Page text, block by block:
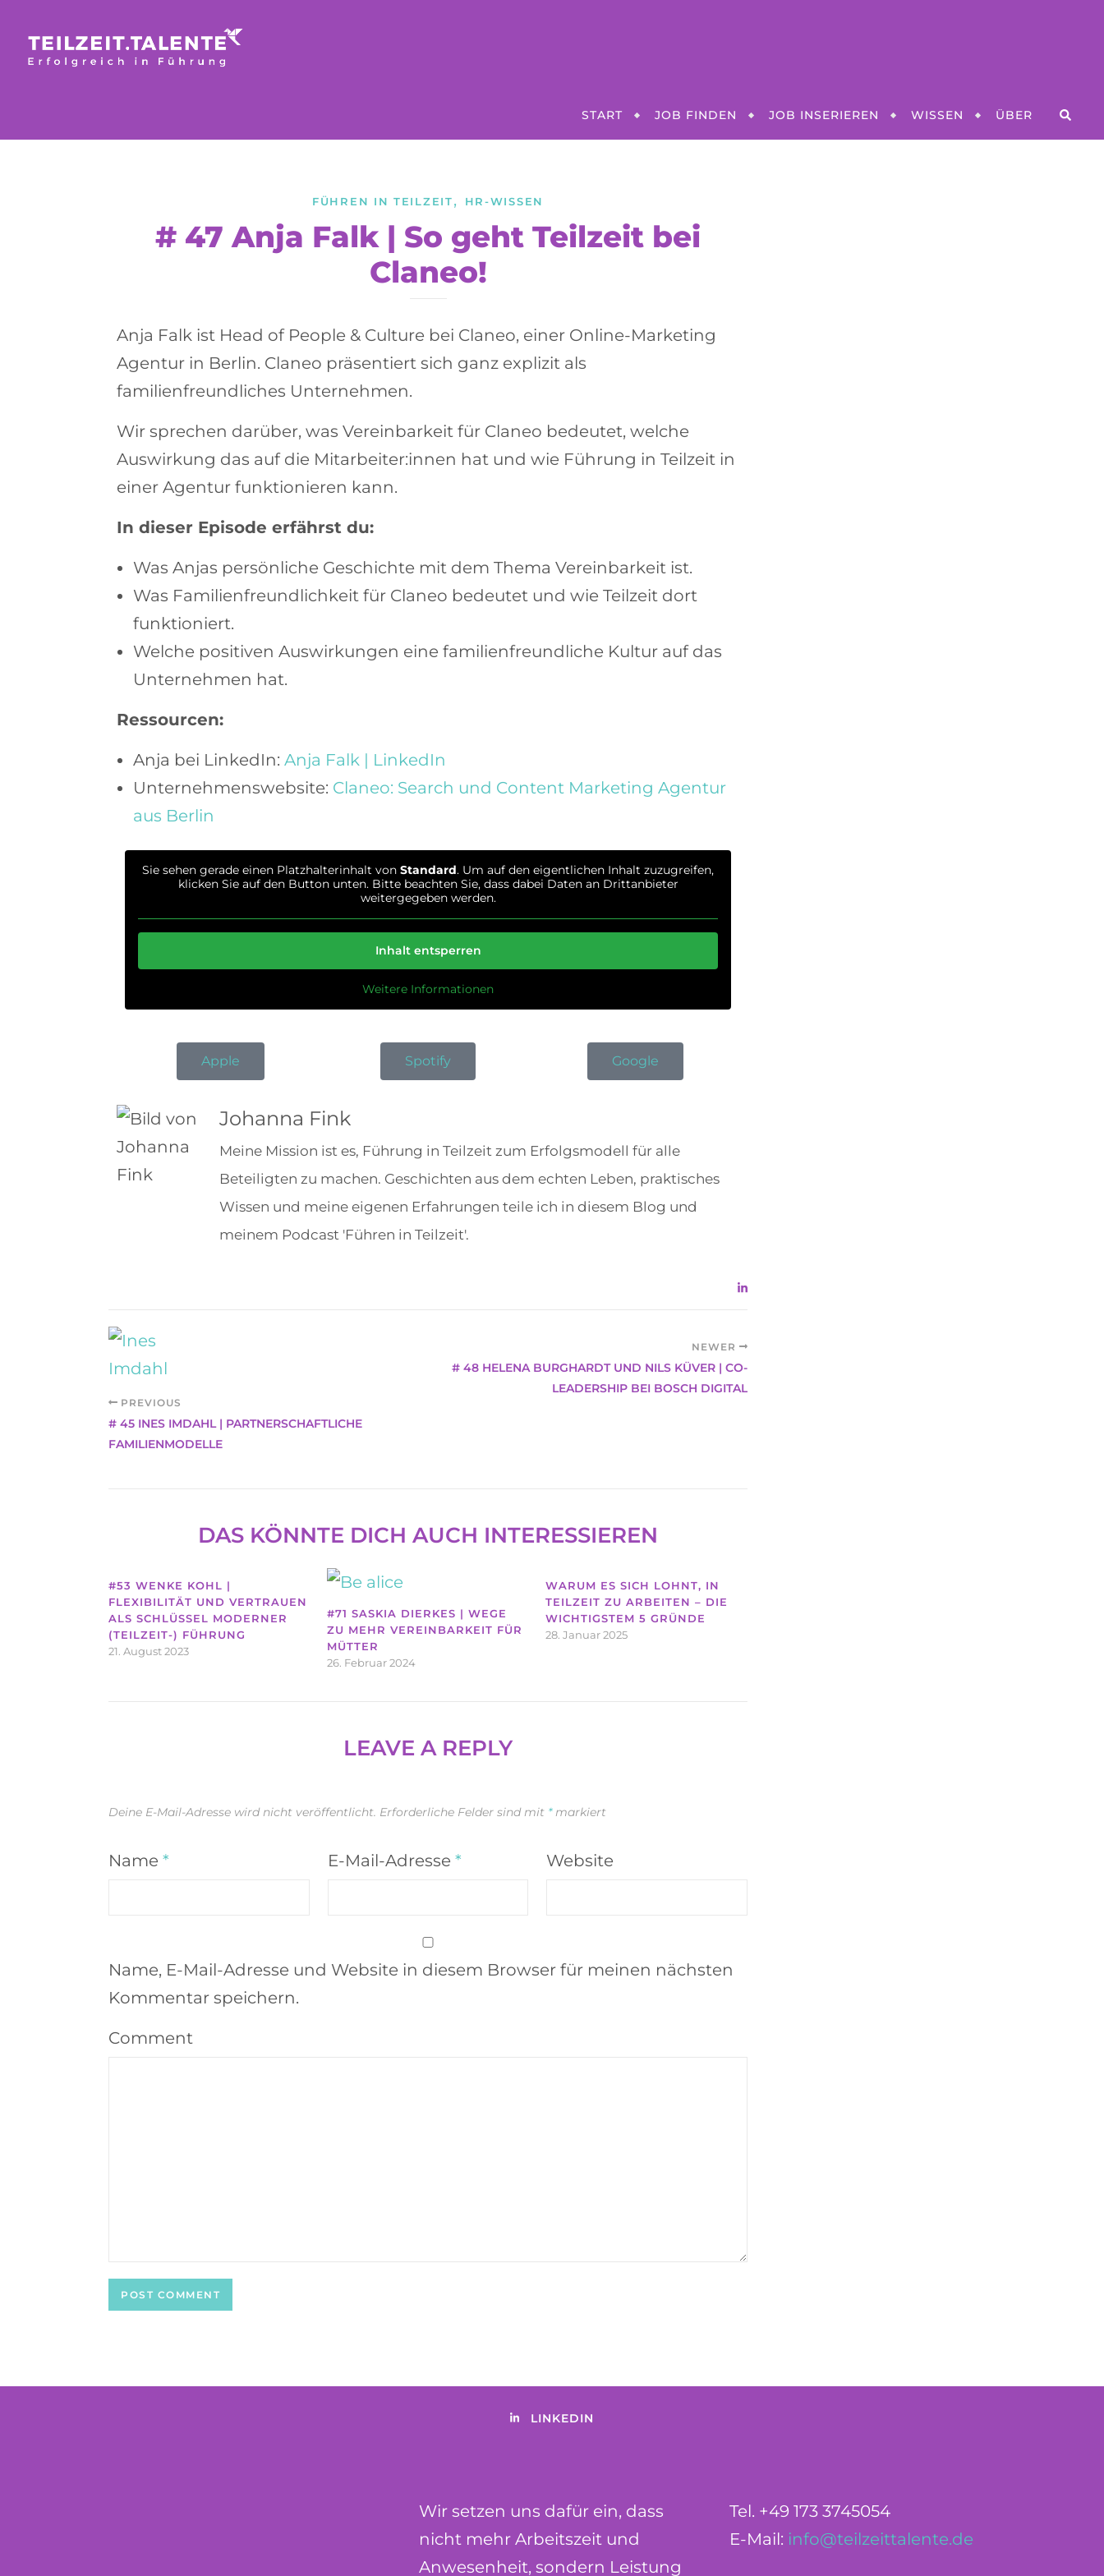
START JOB FINDEN JOB INSERIEREN WISSEN ÜBER
FÜHREN IN TEILZEIT, HR-WISSEN
# 47 Anja Falk | So geht Teilzeit bei
Claneo!
Anja Falk ist Head of People & Culture bei Claneo, einer Online-Marketing
Agentur in Berlin. Claneo präsentiert sich ganz explizit als
familienfreundliches Unternehmen.
Wir sprechen darüber, was Vereinbarkeit für Claneo bedeutet, welche
Auswirkung das auf die Mitarbeiter:innen hat und wie Führung in Teilzeit in
einer Agentur funktionieren kann.
In dieser Episode erfährst du:
Was Anjas persönliche Geschichte mit dem Thema Vereinbarkeit ist.
Was Familienfreundlichkeit für Claneo bedeutet und wie Teilzeit dort
funktioniert.
Welche positiven Auswirkungen eine familienfreundliche Kultur auf das
Unternehmen hat.
Ressourcen:
Anja bei LinkedIn: Anja Falk | LinkedIn
Unternehmenswebsite: Claneo: Search und Content Marketing Agentur
aus Berlin
Sie sehen gerade einen Platzhalterinhalt von Standard. Um auf den eigentlichen Inhalt zuzugreifen,
klicken Sie auf den Button unten. Bitte beachten Sie, dass dabei Daten an Drittanbieter
weitergegeben werden.
Inhalt entsperren
Weitere Informationen
Apple Spotify Google
Johanna Fink
Meine Mission ist es, Führung in Teilzeit zum Erfolgsmodell für alle
Beteiligten zu machen. Geschichten aus dem echten Leben, praktisches
Wissen und meine eigenen Erfahrungen teile ich in diesem Blog und
meinem Podcast 'Führen in Teilzeit'.
PREVIOUS
# 45 INES IMDAHL | PARTNERSCHAFTLICHE
FAMILIENMODELLE
NEWER
# 48 HELENA BURGHARDT UND NILS KÜVER | CO-
LEADERSHIP BEI BOSCH DIGITAL
DAS KÖNNTE DICH AUCH INTERESSIEREN
#53 WENKE KOHL |
FLEXIBILITÄT UND VERTRAUEN
ALS SCHLÜSSEL MODERNER
(TEILZEIT-) FÜHRUNG
21. August 2023
#71 SASKIA DIERKES | WEGE
ZU MEHR VEREINBARKEIT FÜR
MÜTTER
26. Februar 2024
WARUM ES SICH LOHNT, IN
TEILZEIT ZU ARBEITEN – DIE
WICHTIGSTEM 5 GRÜNDE
28. Januar 2025
LEAVE A REPLY
Deine E-Mail-Adresse wird nicht veröffentlicht. Erforderliche Felder sind mit *markiert
Name * E-Mail-Adresse * Website
Name, E-Mail-Adresse und Website in diesem Browser für meinen nächsten
Kommentar speichern.
Comment
LINKEDIN
Wir setzen uns dafür ein, dass
nicht mehr Arbeitszeit und
Anwesenheit, sondern Leistung
Tel. +49 173 3745054
E-Mail: info@teilzeittalente.de